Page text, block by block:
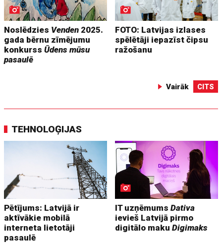
Noslēdzies Venden 2025.
gada bērnu zīmējumu
konkurssŪdens mūsu
pasaulē
FOTO: Latvijas izlases
spēlētāji iepazīst čipsu
ražošanu
Vairāk CITS
TEHNOLOĢIJAS
Pētījums: Latvijā ir
aktīvākie mobilā
interneta lietotāji
pasaulē
IT uzņēmumsDativa
ievieš Latvijā pirmo
digitālo makuDigimaks